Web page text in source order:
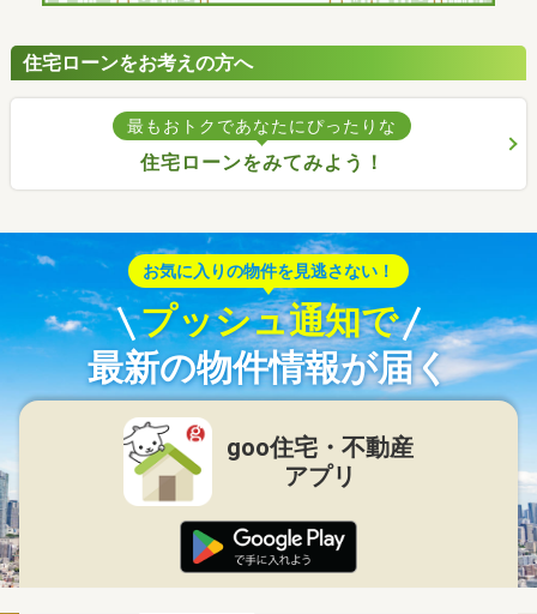
住宅ローンをお考えの方へ
最もおトクであなたにぴったりな
住宅ローンをみてみよう！
お気に入りの物件を見逃さない！
プッシュ通知で
最新の物件情報が届く
goo住宅・不動産
アプリ